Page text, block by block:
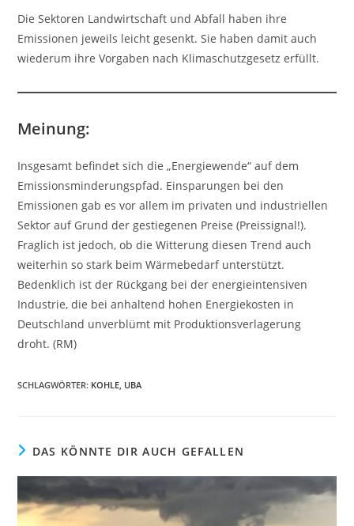
Die Sektoren Landwirtschaft und Abfall haben ihre
Emissionen jeweils leicht gesenkt. Sie haben damit auch
wiederum ihre Vorgaben nach Klimaschutzgesetz erfüllt.
Meinung:
Insgesamt befindet sich die „Energiewende“ auf dem
Emissionsminderungspfad. Einsparungen bei den
Emissionen gab es vor allem im privaten und industriellen
Sektor auf Grund der gestiegenen Preise (Preissignal!).
Fraglich ist jedoch, ob die Witterung diesen Trend auch
weiterhin so stark beim Wärmebedarf unterstützt.
Bedenklich ist der Rückgang bei der energieintensiven
Industrie, die bei anhaltend hohen Energiekosten in
Deutschland unverblümt mit Produktionsverlagerung
droht. (RM)
SCHLAGWÖRTER: KOHLE, UBA
DAS KÖNNTE DIR AUCH GEFALLEN